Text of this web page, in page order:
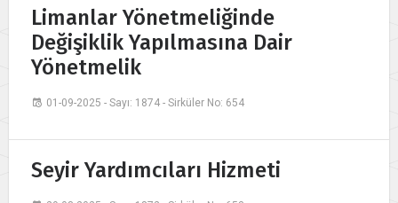
Limanlar Yönetmeliğinde
Değişiklik Yapılmasına Dair
Yönetmelik
01-09-2025 - Sayı: 1874 - Sirküler No: 654
Seyir Yardımcıları Hizmeti